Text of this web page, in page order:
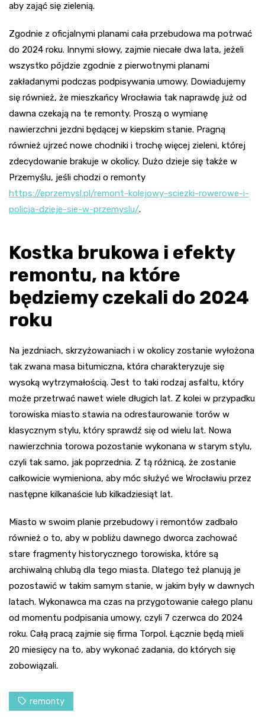
aby zająć się zielenią.
Zgodnie z oficjalnymi planami cała przebudowa ma potrwać
do 2024 roku. Innymi słowy, zajmie niecałe dwa lata, jeżeli
wszystko pójdzie zgodnie z pierwotnymi planami
zakładanymi podczas podpisywania umowy. Dowiadujemy
się również, że mieszkańcy Wrocławia tak naprawdę już od
dawna czekają na te remonty. Proszą o wymianę
nawierzchni jezdni będącej w kiepskim stanie. Pragną
również ujrzeć nowe chodniki i trochę więcej zieleni, której
zdecydowanie brakuje w okolicy. Dużo dzieje się także w
Przemyślu, jeśli chodzi o remonty
https://eprzemysl.pl/remont-kolejowy-sciezki-rowerowe-i-
policja-dzieje-sie-w-przemyslu/.
Kostka brukowa i efekty
remontu, na które
będziemy czekali do 2024
roku
Na jezdniach, skrzyżowaniach i w okolicy zostanie wyłożona
tak zwana masa bitumiczna, która charakteryzuje się
wysoką wytrzymałością. Jest to taki rodzaj asfaltu, który
może przetrwać nawet wiele długich lat. Z kolei w przypadku
torowiska miasto stawia na odrestaurowanie torów w
klasycznym stylu, który sprawdź się od wielu lat. Nowa
nawierzchnia torowa pozostanie wykonana w starym stylu,
czyli tak samo, jak poprzednia. Z tą różnicą, że zostanie
całkowicie wymieniona, aby móc służyć we Wrocławiu przez
następne kilkanaście lub kilkadziesiąt lat.
Miasto w swoim planie przebudowy i remontów zadbało
również o to, aby w pobliżu dawnego dworca zachować
stare fragmenty historycznego torowiska, które są
archiwalną chlubą dla tego miasta. Dlatego też planują je
pozostawić w takim samym stanie, w jakim były w dawnych
latach. Wykonawca ma czas na przygotowanie całego planu
od momentu podpisania umowy, czyli 7 czerwca do 2024
roku. Całą pracą zajmie się firma Torpol. Łącznie będą mieli
20 miesięcy na to, aby wykonać zadania, do których się
zobowiązali.
remonty